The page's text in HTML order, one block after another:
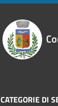
CATEGORIE DI